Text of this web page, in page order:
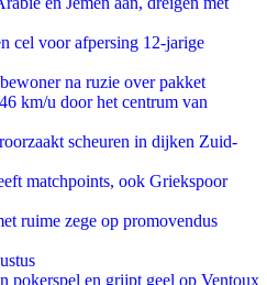
cel voor afpersing 12-jarige
na ruzie over pakket
km/u door het centrum van
scheuren in dijken Zuid-
matchpoints, ook Griekspoor
ruime zege op promovendus
pokerspel en grijpt geel op Ventoux